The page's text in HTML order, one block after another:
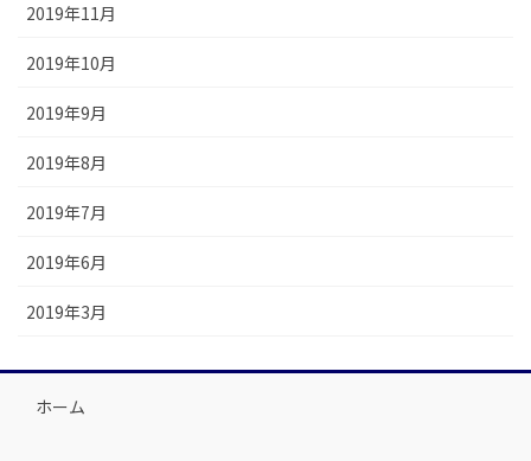
2019年11月
2019年10月
2019年9月
2019年8月
2019年7月
2019年6月
2019年3月
ホーム